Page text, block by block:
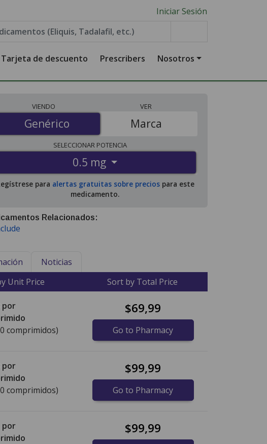
Iniciar Sesión
Tarjeta de descuento Prescribers Nosotros
VIENDO
Genérico
Genérico
VER
Marca
SELECCIONAR POTENCIA
0.5 mg
para alertas gratuitas sobre preciospara este
medicamento.
Relacionados:
Noticias
Unit Price Sort by Total Price
por
comprimidos)
$69,99
Go to Pharmacy
por
comprimidos)
$99,99
Go to Pharmacy
por
$99,99